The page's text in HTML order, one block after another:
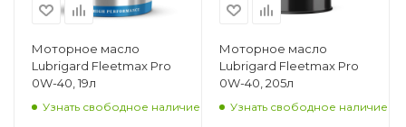
Моторное масло
Lubrigard Fleetmax Pro
0W-40, 19л
Узнать свободное наличие
Моторное масло
Lubrigard Fleetmax Pro
0W-40, 205л
Узнать свободное наличие